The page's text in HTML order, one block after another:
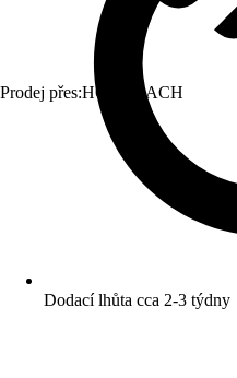
Prodej přes:HORNBACH
Dodací lhůta cca 2-3 týdny